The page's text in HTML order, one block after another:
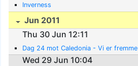
Inverness
Jun 2011
Thu 30 Jun 12:11
Dag 24 mot Caledonia - Vi er fremme
Wed 29 Jun 10:04